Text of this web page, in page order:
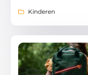
Kinderen